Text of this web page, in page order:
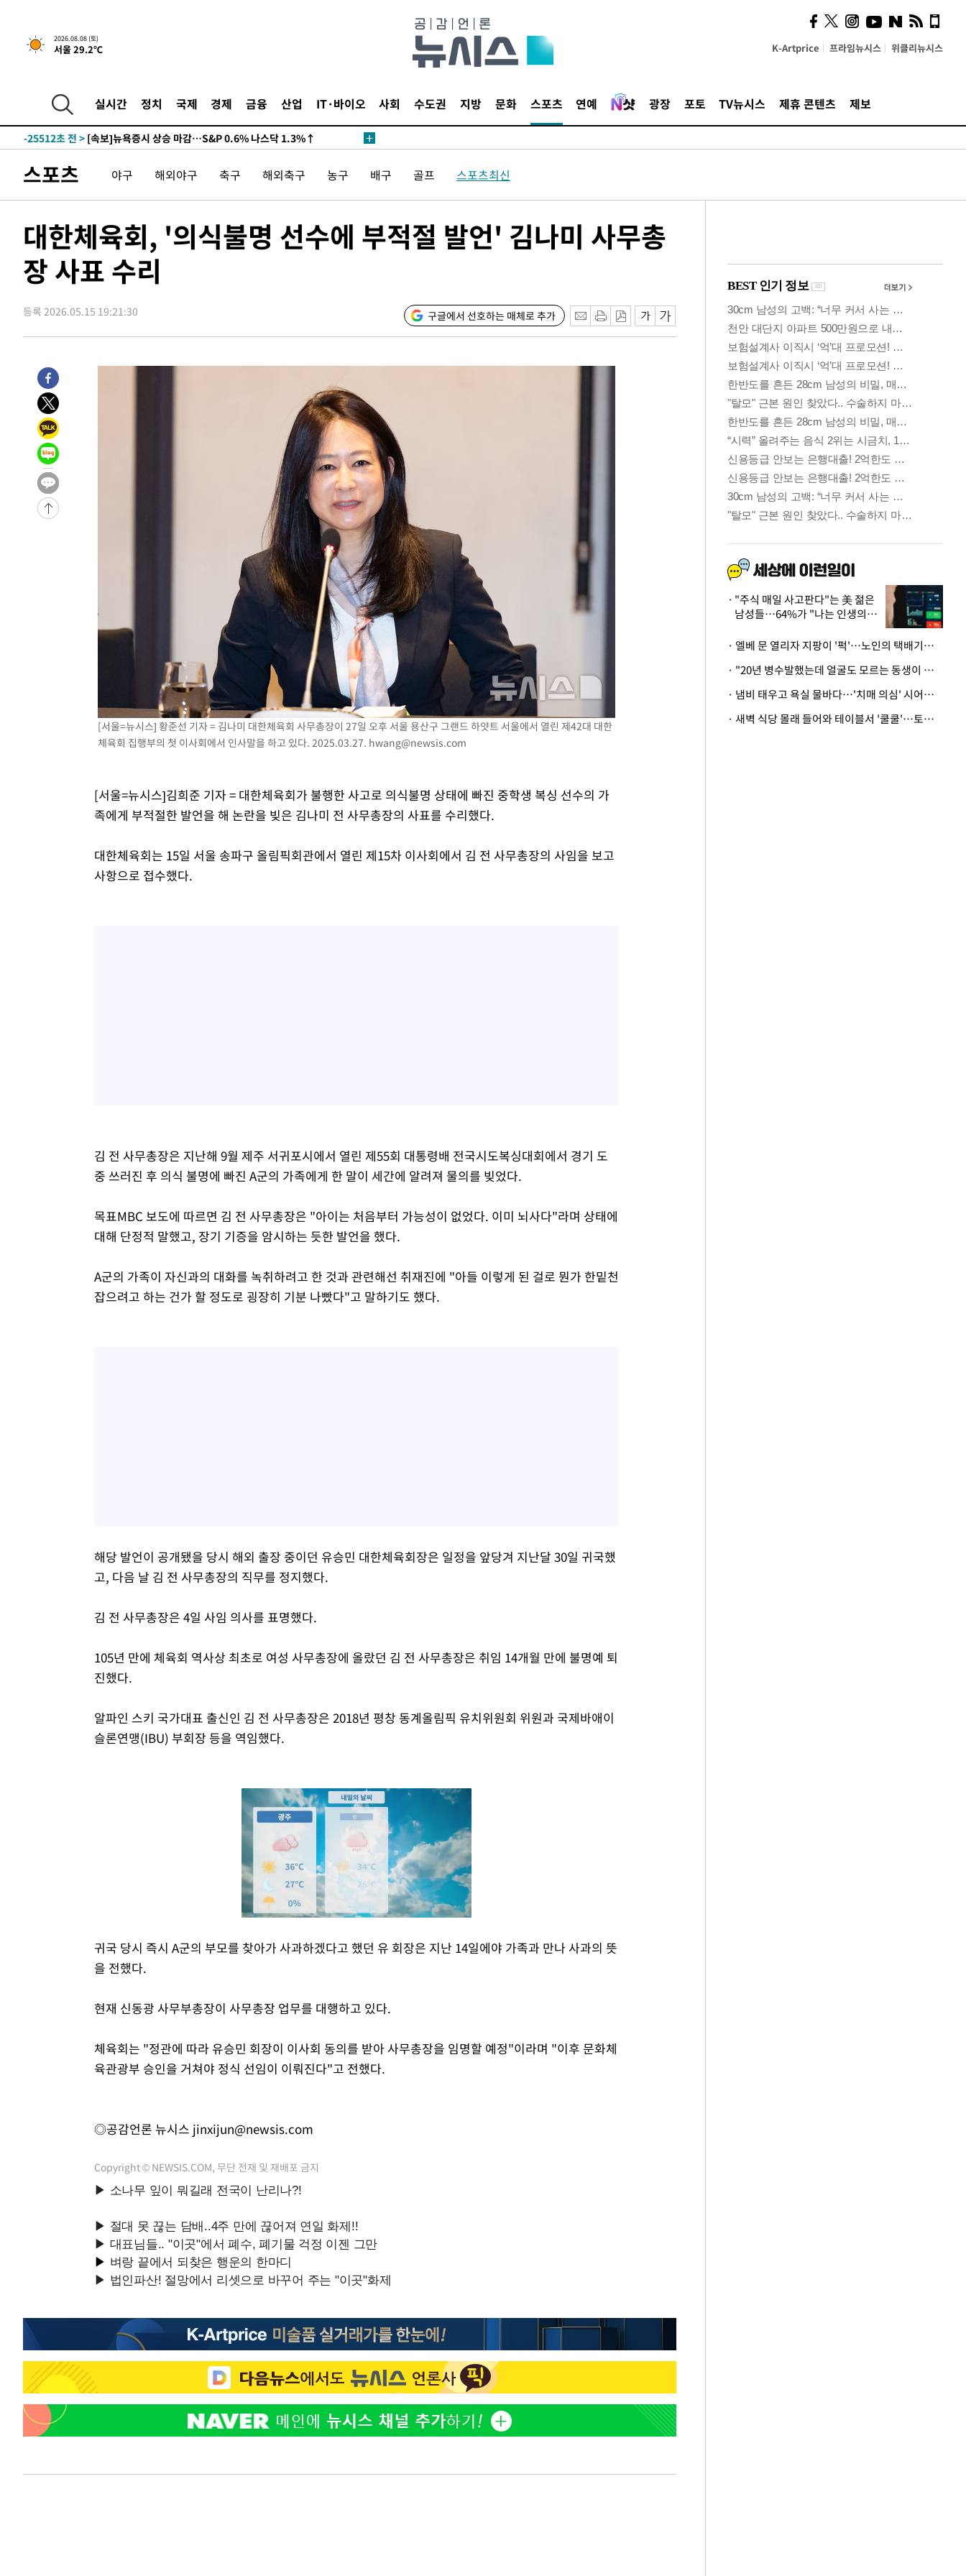
2026.08.08 (토)
서울 29.2℃ K-Artprice 프라임뉴시스 위클리뉴시스
실시간 정치 국제 경제 금융 산업 IT·바이오 사회 수도권 지방 문화 스포츠 연예 광장 포토 TV뉴시스 제휴 콘텐츠 제보
-25512초 전 > [속보]뉴욕증시 상승 마감…S&P 0.6% 나스닥 1.3%↑
스포츠 야구 해외야구 축구 해외축구 농구 배구 골프 스포츠최신
대한체육회, '의식불명 선수에 부적절 발언' 김나미 사무총
장 사표 수리
등록 2026.05.15 19:21:30 구글에서 선호하는 매체로 추가
[서울=뉴시스] 황준선 기자 = 김나미 대한체육회 사무총장이 27일 오후 서울 용산구 그랜드 하얏트 서울에서 열린 제42대 대한
체육회 집행부의 첫 이사회에서 인사말을 하고 있다. 2025.03.27. hwang@newsis.com
[서울=뉴시스]김희준 기자 = 대한체육회가 불행한 사고로 의식불명 상태에 빠진 중학생 복싱 선수의 가
족에게 부적절한 발언을 해 논란을 빚은 김나미 전 사무총장의 사표를 수리했다.
대한체육회는 15일 서울 송파구 올림픽회관에서 열린 제15차 이사회에서 김 전 사무총장의 사임을 보고
사항으로 접수했다.
김 전 사무총장은 지난해 9월 제주 서귀포시에서 열린 제55회 대통령배 전국시도복싱대회에서 경기 도
중 쓰러진 후 의식 불명에 빠진 A군의 가족에게 한 말이 세간에 알려져 물의를 빚었다.
목표MBC 보도에 따르면 김 전 사무총장은 "아이는 처음부터 가능성이 없었다. 이미 뇌사다"라며 상태에
대해 단정적 말했고, 장기 기증을 암시하는 듯한 발언을 했다.
A군의 가족이 자신과의 대화를 녹취하려고 한 것과 관련해선 취재진에 "아들 이렇게 된 걸로 뭔가 한밑천
잡으려고 하는 건가 할 정도로 굉장히 기분 나빴다"고 말하기도 했다.
해당 발언이 공개됐을 당시 해외 출장 중이던 유승민 대한체육회장은 일정을 앞당겨 지난달 30일 귀국했
고, 다음 날 김 전 사무총장의 직무를 정지했다.
김 전 사무총장은 4일 사임 의사를 표명했다.
105년 만에 체육회 역사상 최초로 여성 사무총장에 올랐던 김 전 사무총장은 취임 14개월 만에 불명예 퇴
진했다.
알파인 스키 국가대표 출신인 김 전 사무총장은 2018년 평창 동계올림픽 유치위원회 위원과 국제바애이
슬론연맹(IBU) 부회장 등을 역임했다.
귀국 당시 즉시 A군의 부모를 찾아가 사과하겠다고 했던 유 회장은 지난 14일에야 가족과 만나 사과의 뜻
을 전했다.
현재 신동광 사무부총장이 사무총장 업무를 대행하고 있다.
체육회는 "정관에 따라 유승민 회장이 이사회 동의를 받아 사무총장을 임명할 예정"이라며 "이후 문화체
육관광부 승인을 거쳐야 정식 선임이 이뤄진다"고 전했다.
◎공감언론 뉴시스 jinxijun@newsis.com
Copyright © NEWSIS.COM, 무단 전재 및 재배포 금지
시, 스마트폰 액세서리에
NFC 더했다
"주식 매일 사고판다"는 美 젊은
남성들…64%가 "나는 인생의
· 엘베 문 열리자 지팡이 '퍽'…노인의 택배기사 폭행 이유
· "20년 병수발했는데 얼굴도 모르는 동생이 유산 절반을"…배다른 형제 상속권 있을까
· 냄비 태우고 욕실 물바다…'치매 의심' 시어머니 검사 권유했다가 '날벼락'
· 새벽 식당 몰래 들어와 테이블서 '쿨쿨'…토사물 남기고 사라진 남성